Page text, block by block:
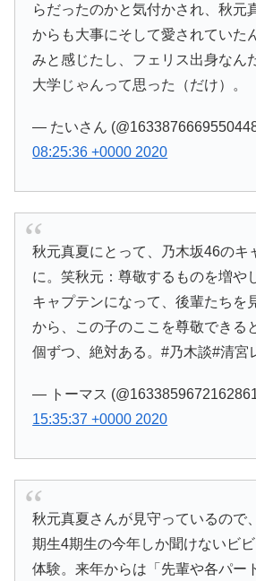
らだったのかと気付かされ、秋元
からも大事にそして愛されていた
みと感じたし、フェリス出身なん
大学じゃんって思った（だけ）。
— たいさん
08:25:36 +0000 2020
秋元真夏にとって、乃木坂46のキ
に。笑秋元：尊敬するものを増や
キャプテンになって、後輩たちを
から、この子のここを尊敬できる
個ずつ、絶対ある。#乃木談#清宮
— トーマス
15:35:37 +0000 2020
秋元真夏さんが見守っているので
期生4期生の今年しか聞けないビ
体験。来年からは「先輩や各パー